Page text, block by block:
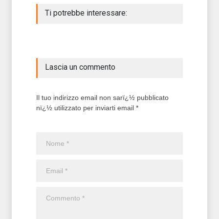
Ti potrebbe interessare:
Lascia un commento
Il tuo indirizzo email non sarï¿½ pubblicato
nï¿½ utilizzato per inviarti email *